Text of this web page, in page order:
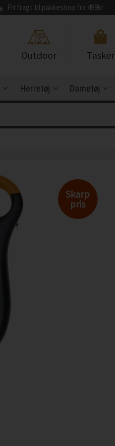
Fri fragt til pakkeshop fra 499kr
Outdoor Tasker
Herretøj Dametøj
Skarp
pris